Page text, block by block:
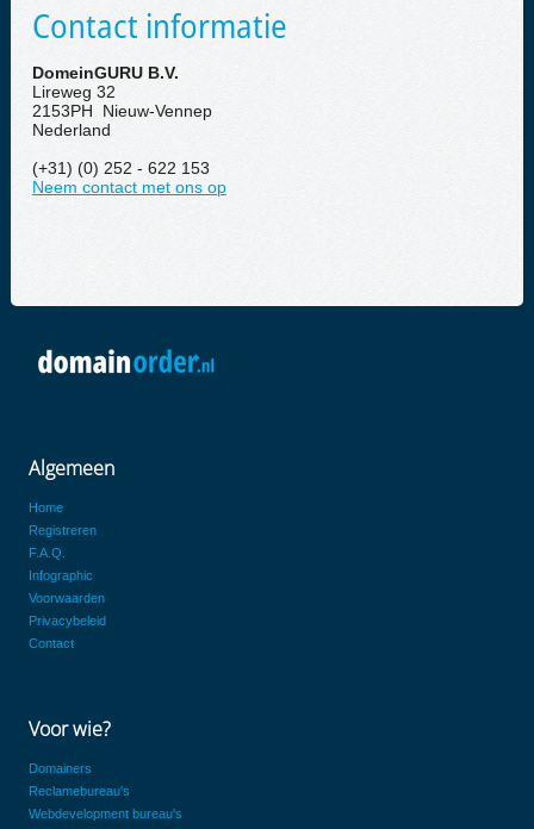
Contact informatie
DomeinGURU B.V.
Lireweg 32
2153PH Nieuw-Vennep
Nederland
(+31) (0) 252 - 622 153
Neem contact met ons op
Algemeen
Home
Registreren
F.A.Q.
Infographic
Voorwaarden
Privacybeleid
Contact
Voor wie?
Domainers
Reclamebureau's
Webdevelopment bureau's